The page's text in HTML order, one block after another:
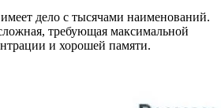
дело с тысячами наименований.
требующая максимальной
и хорошей памяти.